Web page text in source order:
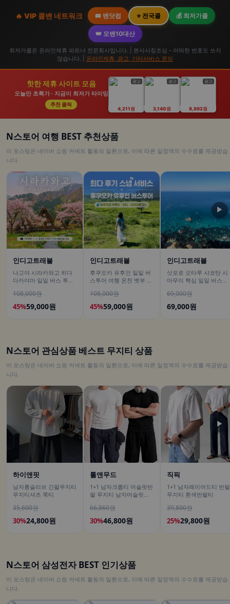
🔥 VIP 콜밴 네트워크 🚐 밴닷컴 ⭐ 전국콜 💰 최저가콜
👑 모밴10대산
최저가콜은 온라인제휴 파트너 전문회사입니다. | 본사사칭조심 - 어떠한 번호도 쓰지
않습니다. | 온라인제휴, 광고, 기타서비스 문의
핫한 제휴 사이트 모음
오늘만 초특가 · 지금이 최저가 타이밍
추천 클릭
광고
4,211원
광고
3,140원
광고
8,892원
N스토어 여행 BEST 추천상품
이 포스팅은 네이버 쇼핑 커넥트 활동의 일환으로, 이에 따른 일정액의 수수료를 제공받습
니다.
인디고트래블
나고야 시라카와고 히다
다카야마 일일 버스 투어
108,000원
45%59,000원
인디고트래블
후쿠오카 유후인 일일 버
스투어 여행 온천 벳부 유
108,000원
45%59,000원
인디고트래블
삿포로 오타루 샤코탄 시
마무이 핵심 일일 버스투
69,000원
69,000원
▶
N스토어 관심상품 베스트 무지티 상품
이 포스팅은 네이버 쇼핑 커넥트 활동의 일환으로, 이에 따른 일정액의 수수료를 제공받습
니다.
하이앤핏
남자롱슬리브 긴팔무지티
무지티셔츠 쭉티
35,600원
30%24,800원
톨앤무드
1+1 남자크롭티 머슬핏반
팔 무지티 남자머슬핏반
66,860원
30%46,800원
직픽
1+1 남자레이어드티 반팔
무지티 흰색반팔티
39,800원
25%29,800원
▶
N스토어 삼성전자 BEST 인기상품
이 포스팅은 네이버 쇼핑 커넥트 활동의 일환으로, 이에 따른 일정액의 수수료를 제공받습
니다.